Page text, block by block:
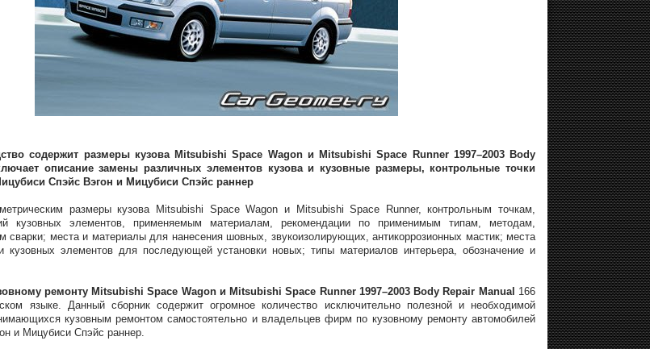
содержит размеры кузова Mitsubishi Space Wagon и Mitsubishi Space Runner 1997–2003 Body
описание замены различных элементов кузова и кузовные размеры, контрольные точки
Спэйс Вэгон и Мицубиси Спэйс раннер
размеры кузова Mitsubishi Space Wagon и Mitsubishi Space Runner, контрольным точкам,
кузовных элементов, применяемым материалам, рекомендации по применимым типам, методам,
сварки; места и материалы для нанесения шовных, звукоизолирующих, антикоррозионных мастик; места
кузовных элементов для последующей установки новых; типы материалов интерьера, обозначение и
ремонту Mitsubishi Space Wagon и Mitsubishi Space Runner 1997–2003 Body Repair Manual 166
языке. Данный сборник содержит огромное количество исключительно полезной и необходимой
кузовным ремонтом самостоятельно и владельцев фирм по кузовному ремонту автомобилей
и Мицубиси Спэйс раннер.